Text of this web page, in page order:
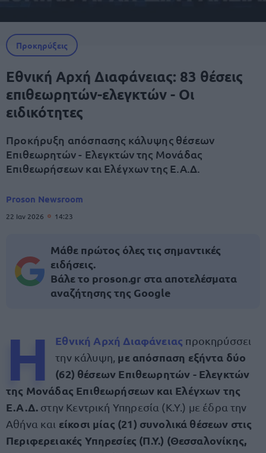
Προκηρύξεις
Εθνική Αρχή Διαφάνειας: 83 θέσεις
επιθεωρητών-ελεγκτών - Οι
ειδικότητες
Προκήρυξη απόσπασης κάλυψης θέσεων
Επιθεωρητών - Ελεγκτών της Μονάδας
Επιθεωρήσεων και Ελέγχων της Ε.Α.Δ.
Proson Newsroom
22 Ιαν 2026 14:23
Μάθε πρώτος όλες τις σημαντικές
ειδήσεις.
Βάλε το proson.gr στα αποτελέσματα
αναζήτησης της Google
Η Εθνική Αρχή Διαφάνειας προκηρύσσει
την κάλυψη, με απόσπαση εξήντα δύο
(62) θέσεων Επιθεωρητών - Ελεγκτών
της Μονάδας Επιθεωρήσεων και Ελέγχων της
Ε.Α.Δ. στην Κεντρική Υπηρεσία (Κ.Υ.) με έδρα την
Αθήνα και είκοσι μίας (21) συνολικά θέσεων στις
Περιφερειακές Υπηρεσίες (Π.Υ.) (Θεσσαλονίκης,